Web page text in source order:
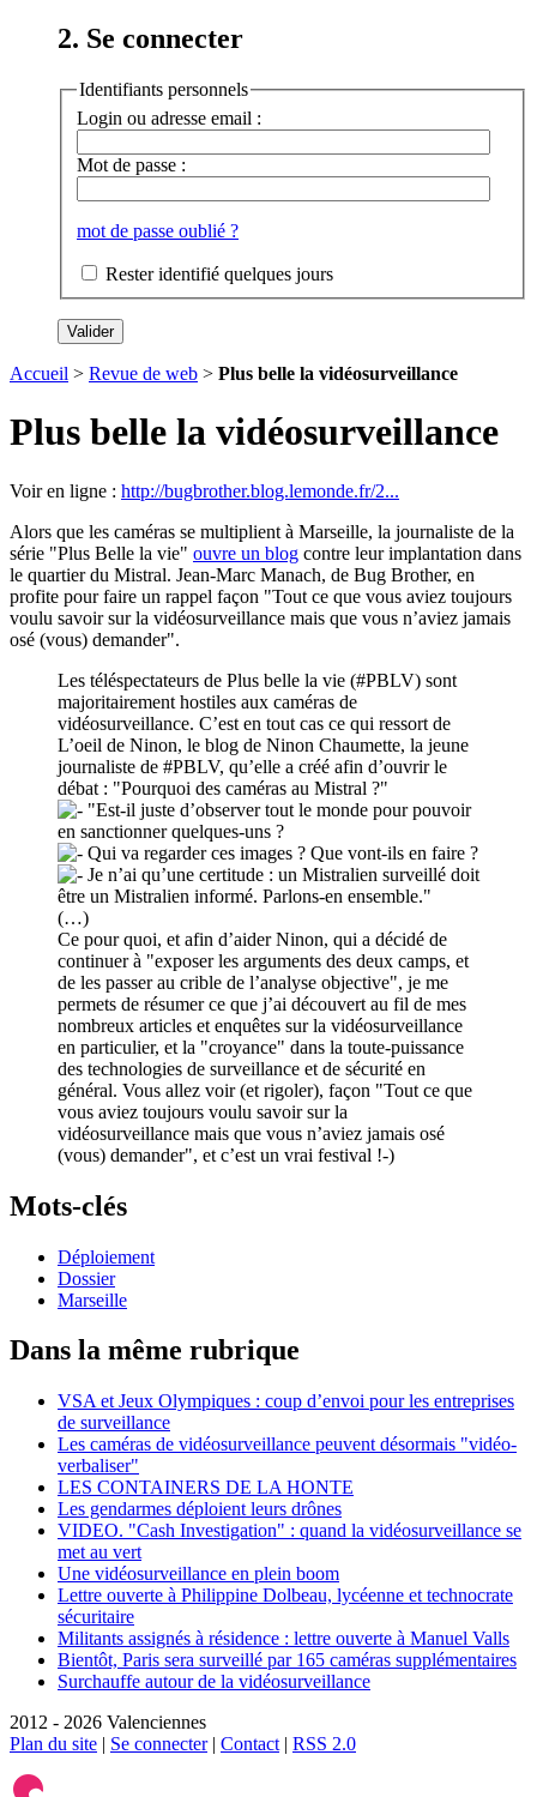
2. Se connecter
Identifiants personnels
Login ou adresse email :
Mot de passe :
mot de passe oublié ?
Rester identifié quelques jours
Accueil > Revue de web > Plus belle la vidéosurveillance
Plus belle la vidéosurveillance
Voir en ligne : http://bugbrother.blog.lemonde.fr/2...
Alors que les caméras se multiplient à Marseille, la journaliste de la
série "Plus Belle la vie" ouvre un blog contre leur implantation dans
le quartier du Mistral. Jean-Marc Manach, de Bug Brother, en
profite pour faire un rappel façon "Tout ce que vous aviez toujours
voulu savoir sur la vidéosurveillance mais que vous n’aviez jamais
osé (vous) demander".
Les téléspectateurs de Plus belle la vie (#PBLV) sont
majoritairement hostiles aux caméras de
vidéosurveillance. C’est en tout cas ce qui ressort de
L’oeil de Ninon, le blog de Ninon Chaumette, la jeune
journaliste de #PBLV, qu’elle a créé afin d’ouvrir le
débat : "Pourquoi des caméras au Mistral ?"
"Est-il juste d’observer tout le monde pour pouvoir
en sanctionner quelques-uns ?
Qui va regarder ces images ? Que vont-ils en faire ?
Je n’ai qu’une certitude : un Mistralien surveillé doit
être un Mistralien informé. Parlons-en ensemble."
(…)
Ce pour quoi, et afin d’aider Ninon, qui a décidé de
continuer à "exposer les arguments des deux camps, et
de les passer au crible de l’analyse objective", je me
permets de résumer ce que j’ai découvert au fil de mes
nombreux articles et enquêtes sur la vidéosurveillance
en particulier, et la "croyance" dans la toute-puissance
des technologies de surveillance et de sécurité en
général. Vous allez voir (et rigoler), façon "Tout ce que
vous aviez toujours voulu savoir sur la
vidéosurveillance mais que vous n’aviez jamais osé
(vous) demander", et c’est un vrai festival !-)
Mots-clés
Déploiement
Dossier
Marseille
Dans la même rubrique
VSA et Jeux Olympiques : coup d’envoi pour les entreprises
de surveillance
Les caméras de vidéosurveillance peuvent désormais "vidéo-
verbaliser"
LES CONTAINERS DE LA HONTE
Les gendarmes déploient leurs drônes
VIDEO. "Cash Investigation" : quand la vidéosurveillance se
met au vert
Une vidéosurveillance en plein boom
Lettre ouverte à Philippine Dolbeau, lycéenne et technocrate
sécuritaire
Militants assignés à résidence : lettre ouverte à Manuel Valls
Bientôt, Paris sera surveillé par 165 caméras supplémentaires
Surchauffe autour de la vidéosurveillance
2012 - 2026 Valenciennes
Plan du site | Se connecter| Contact | RSS 2.0